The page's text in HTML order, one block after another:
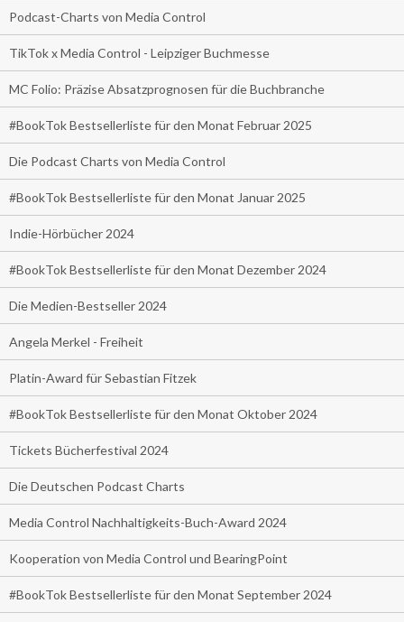
Podcast-Charts von Media Control
TikTok x Media Control - Leipziger Buchmesse
MC Folio: Präzise Absatzprognosen für die Buchbranche
#BookTok Bestsellerliste für den Monat Februar 2025
Die Podcast Charts von Media Control
#BookTok Bestsellerliste für den Monat Januar 2025
Indie-Hörbücher 2024
#BookTok Bestsellerliste für den Monat Dezember 2024
Die Medien-Bestseller 2024
Angela Merkel - Freiheit
Platin-Award für Sebastian Fitzek
#BookTok Bestsellerliste für den Monat Oktober 2024
Tickets Bücherfestival 2024
Die Deutschen Podcast Charts
Media Control Nachhaltigkeits-Buch-Award 2024
Kooperation von Media Control und BearingPoint
#BookTok Bestsellerliste für den Monat September 2024